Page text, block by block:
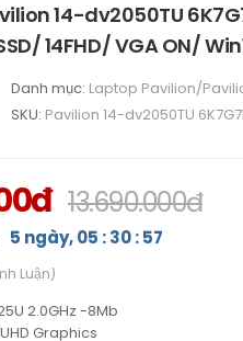
14-dv2050TU
14FHD/ VGA ON/
Danh mục: Laptop Pavilion/
SKU: Pavilion 14-dv2050TU
13.690.000đ
5 ngày, 05 : 30 : 56
Luận)
2.0GHz -8Mb
Graphics